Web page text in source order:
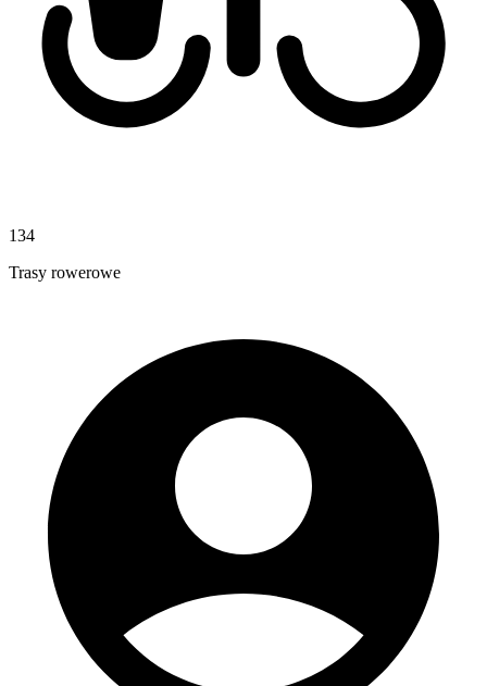
134
Trasy rowerowe